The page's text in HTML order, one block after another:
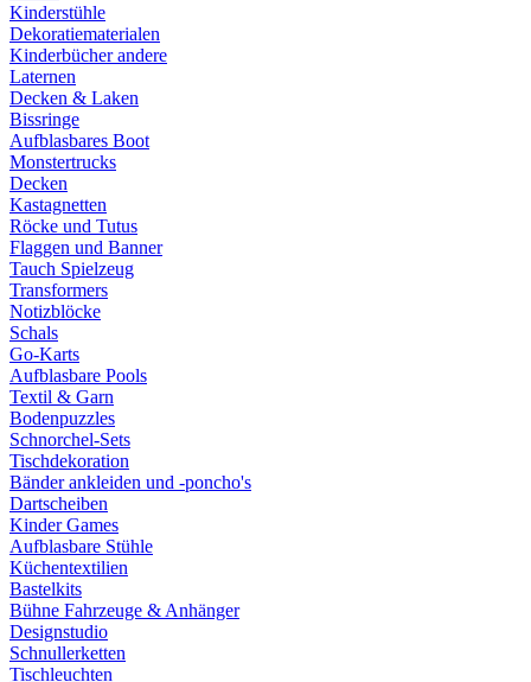
Kinderstühle
Dekoratiematerialen
Kinderbücher andere
Laternen
Decken & Laken
Bissringe
Aufblasbares Boot
Monstertrucks
Decken
Kastagnetten
Röcke und Tutus
Flaggen und Banner
Tauch Spielzeug
Transformers
Notizblöcke
Schals
Go-Karts
Aufblasbare Pools
Textil & Garn
Bodenpuzzles
Schnorchel-Sets
Tischdekoration
Bänder ankleiden und -poncho's
Dartscheiben
Kinder Games
Aufblasbare Stühle
Küchentextilien
Bastelkits
Bühne Fahrzeuge & Anhänger
Designstudio
Schnullerketten
Tischleuchten